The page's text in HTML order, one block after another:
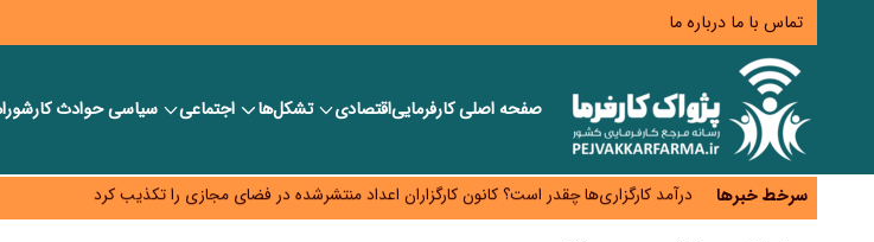
تماس با ما درباره ما
صفحه اصلیکارفرماییاقتصادی تشکل‌ها اجتماعی سیاسیحوادث کارشورا‎های عالی
سرخط خبرها
حساب‌های شرکت ملی نفت در بانک صنعت و معدن مسدود شد؛ بدهی یک میلیارد دلاری
درآمد کارگزاری‌ها چقدر است؟ کانون کارگزاران اعداد منتشرشده در فضای مجازی را تکذیب کرد
بیکاری ۷ درصدی روی کاغذ؛ آیا در واقعیت هم این چنین است؟